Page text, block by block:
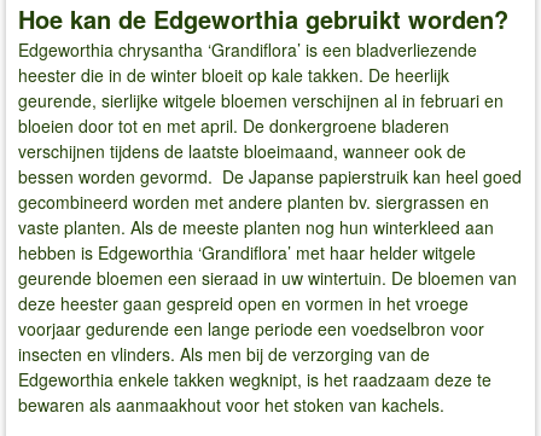
Hoe kan de Edgeworthia gebruikt worden?
Edgeworthia chrysantha ‘Grandiflora’ is een bladverliezende
heester die in de winter bloeit op kale takken. De heerlijk
geurende, sierlijke witgele bloemen verschijnen al in februari en
bloeien door tot en met april. De donkergroene bladeren
verschijnen tijdens de laatste bloeimaand, wanneer ook de
bessen worden gevormd. De Japanse papierstruik kan heel goed
gecombineerd worden met andere planten bv. siergrassen en
vaste planten. Als de meeste planten nog hun winterkleed aan
hebben is Edgeworthia ‘Grandiflora’ met haar helder witgele
geurende bloemen een sieraad in uw wintertuin. De bloemen van
deze heester gaan gespreid open en vormen in het vroege
voorjaar gedurende een lange periode een voedselbron voor
insecten en vlinders. Als men bij de verzorging van de
Edgeworthia enkele takken wegknipt, is het raadzaam deze te
bewaren als aanmaakhout voor het stoken van kachels.